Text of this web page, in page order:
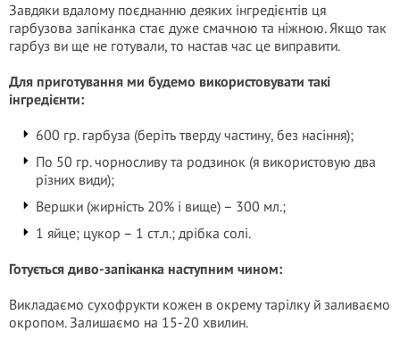
Завдяки вдалому поєднанню деяких інгредієнтів ця
гарбузова запіканка стає дуже смачною та ніжною. Якщо так
гарбуз ви ще не готували, то настав час це виправити.
Для приготування ми будемо використовувати такі
інгредієнти:
600 гр. гарбуза (беріть тверду частину, без насіння);
По 50 гр. чорносливу та родзинок (я використовую два
різних види);
Вершки (жирність 20% і вище) – 300 мл.;
1 яйце; цукор – 1 ст.л.; дрібка солі.
Готується диво-запіканка наступним чином:
Викладаємо сухофрукти кожен в окрему тарілку й заливаємо
окропом. Залишаємо на 15-20 хвилин.